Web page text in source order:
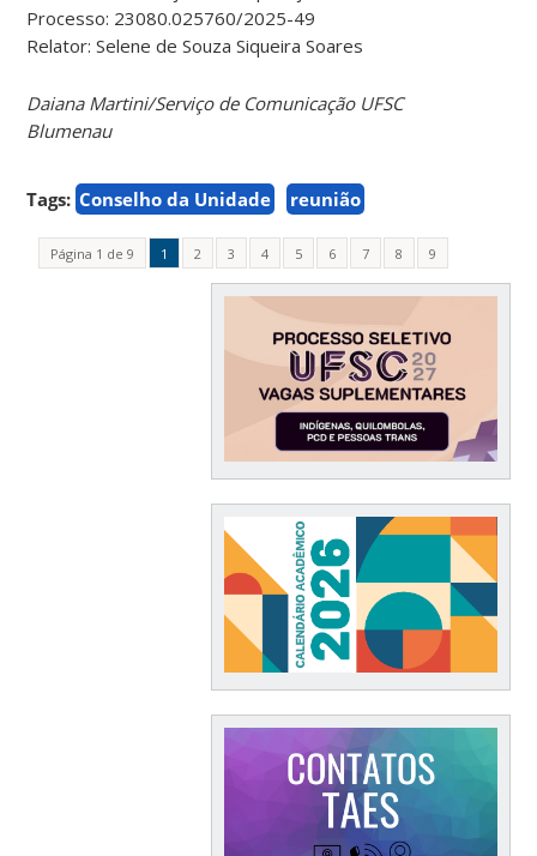
Processo: 23080.025760/2025-49
Relator: Selene de Souza Siqueira Soares
Daiana Martini/Serviço de Comunicação UFSC
Blumenau
Tags: Conselho da Unidade reunião
Página 1 de 9 1 2 3 4 5 6 7 8 9